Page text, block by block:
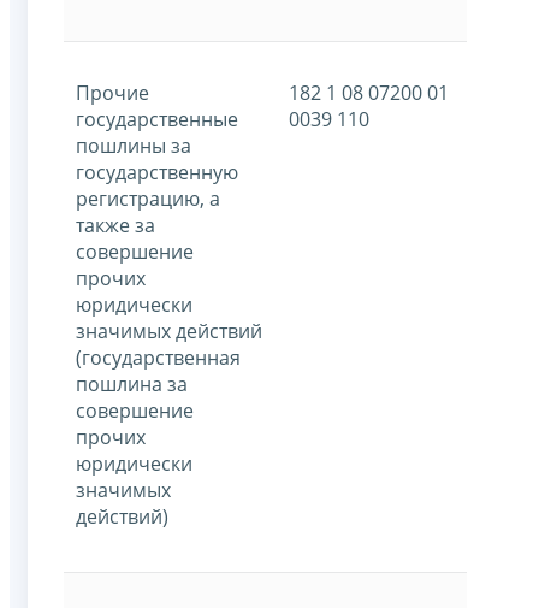
Прочие
государственные
пошлины за
государственную
регистрацию, а
также за
совершение
прочих
юридически
значимых действий
(государственная
пошлина за
совершение
прочих
юридически
значимых
действий)
182 1 08 07200 01
0039 110